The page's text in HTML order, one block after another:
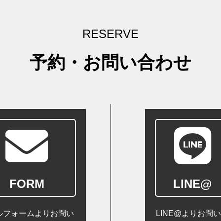
RESERVE
予約・お問い合わせ
FORM
フォームよりお問い
LINE@
LINE@よりお問